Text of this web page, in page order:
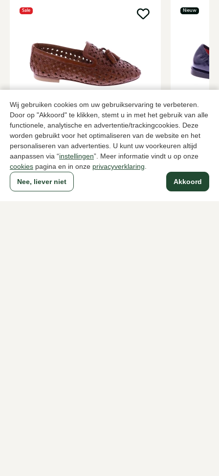
Wij gebruiken cookies om uw gebruikservaring te verbeteren.
Door op "Akkoord" te klikken, stemt u in met het gebruik van alle
functionele, analytische en advertentie/trackingcookies. Deze
worden gebruikt voor het optimaliseren van de website en het
personaliseren van advertenties. U kunt uw voorkeuren altijd
aanpassen via “instellingen”. Meer informatie vindt u op onze
cookies pagina en in onze privacyverklaring
Akkoord
Nee, liever niet
Sale
Si
Bruine instappers dames
139,9584,00
Nieuw
Black Rose
Blauwe
179,95